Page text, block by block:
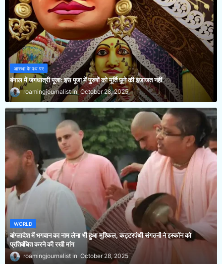
आस्था के पथ पर
बंगाल में जगधात्री पूजा: इस पूजा में पुरुषों को मूर्ति छूने की इजाजत नहीं
roamingjournalist October 28, 2025
WORLD
बांग्लादेश में भगवान का नाम लेना भी हुआ मुश्किल, कट्टरपंथी संगठनों ने इस्कॉन को
प्रतिबंधित करने की रखी मांग
roamingjournalist October 28, 2025